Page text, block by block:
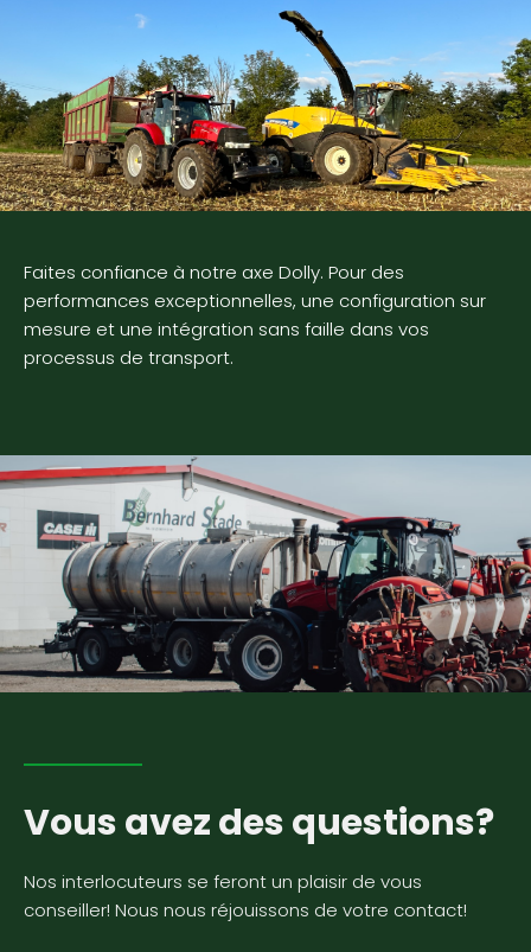
Faites confiance à notre axe Dolly. Pour des
performances exceptionnelles, une configuration sur
mesure et une intégration sans faille dans vos
processus de transport.
Vous avez des questions?
Nos interlocuteurs se feront un plaisir de vous
conseiller! Nous nous réjouissons de votre contact!